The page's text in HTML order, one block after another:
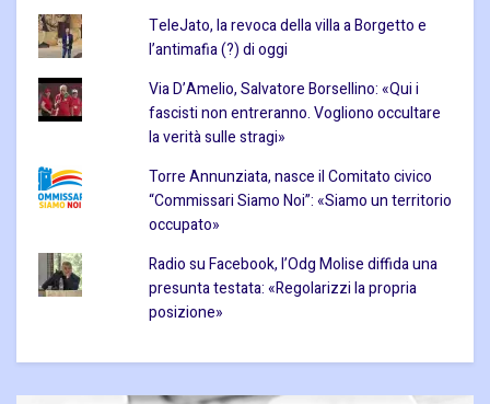
TeleJato, la revoca della villa a Borgetto e
l’antimafia (?) di oggi
Via D’Amelio, Salvatore Borsellino: «Qui i
fascisti non entreranno. Vogliono occultare
la verità sulle stragi»
Torre Annunziata, nasce il Comitato civico
“Commissari Siamo Noi”: «Siamo un territorio
occupato»
Radio su Facebook, l’Odg Molise diffida una
presunta testata: «Regolarizzi la propria
posizione»